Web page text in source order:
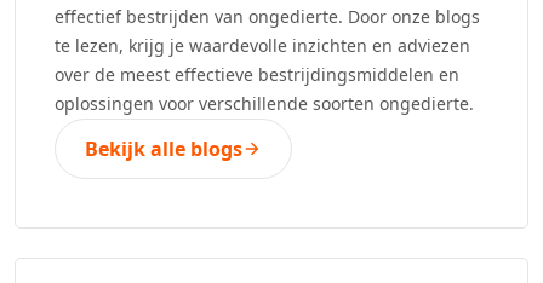
effectief bestrijden van ongedierte. Door onze blogs
te lezen, krijg je waardevolle inzichten en adviezen
over de meest effectieve bestrijdingsmiddelen en
oplossingen voor verschillende soorten ongedierte.
Bekijk alle blogs